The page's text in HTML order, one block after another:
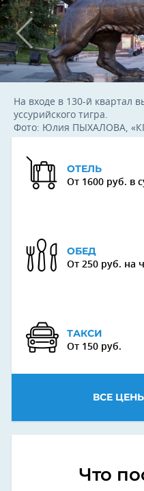
На входе в 130-й квартал
уссурийского тигра.
Фото: Юлия ПЫХАЛОВА,
ОТЕЛЬ
От 1600 руб. в
ОБЕД
От 250 руб. на
ТАКСИ
От 150 руб.
ВСЕ
Что